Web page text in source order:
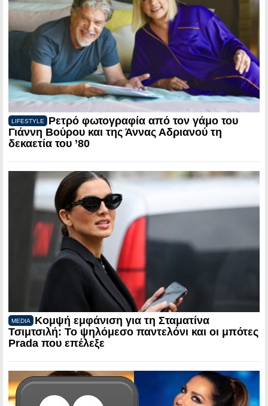
LIFESTYLE
Ρετρό φωτογραφία από τον γάμο του
Γιάννη Βούρου και της Άννας Αδριανού τη
δεκαετία του ’80
MEDIA
Κομψή εμφάνιση για τη Σταματίνα
Τσιμτσιλή: Το ψηλόμεσο παντελόνι και οι μπότες
Prada που επέλεξε